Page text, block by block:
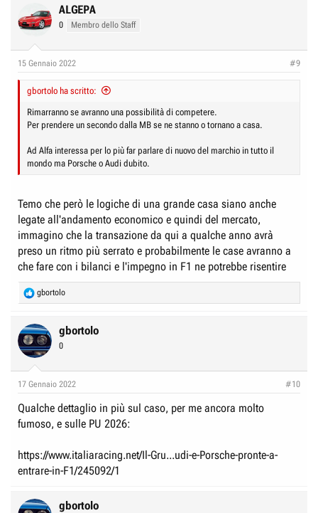
ALGEPA
0 Membro dello Staff
15 Gennaio 2022 #9
gbortolo ha scritto:
Rimarranno se avranno una possibilità di competere.
Per prendere un secondo dalla MB se ne stanno o tornano a casa.
Ad Alfa interessa per lo più far parlare di nuovo del marchio in tutto il
mondo ma Porsche o Audi dubito.
Temo che però le logiche di una grande casa siano anche
legate all'andamento economico e quindi del mercato,
immagino che la transazione da qui a qualche anno avrà
preso un ritmo più serrato e probabilmente le case avranno a
che fare con i bilanci e l'impegno in F1 ne potrebbe risentire
R
e
c
t
i
s
gbortolo
gbortolo
0
17 Gennaio 2022 #10
Qualche dettaglio in più sul caso, per me ancora molto
fumoso, e sulle PU 2026:
https://www.italiaracing.net/Il-Gru...udi-e-Porsche-pronte-a-
entrare-in-F1/245092/1
gbortolo